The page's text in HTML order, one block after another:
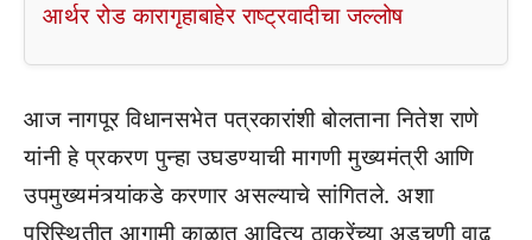
आर्थर रोड कारागृहाबाहेर राष्ट्रवादीचा जल्लोष
आज नागपूर विधानसभेत पत्रकारांशी बोलताना नितेश राणे
यांनी हे प्रकरण पुन्हा उघडण्याची मागणी मुख्यमंत्री आणि
उपमुख्यमंत्र्यांकडे करणार असल्याचे सांगितले. अशा
परिस्थितीत आगामी काळात आदित्य ठाकरेंच्या अडचणी वाढू